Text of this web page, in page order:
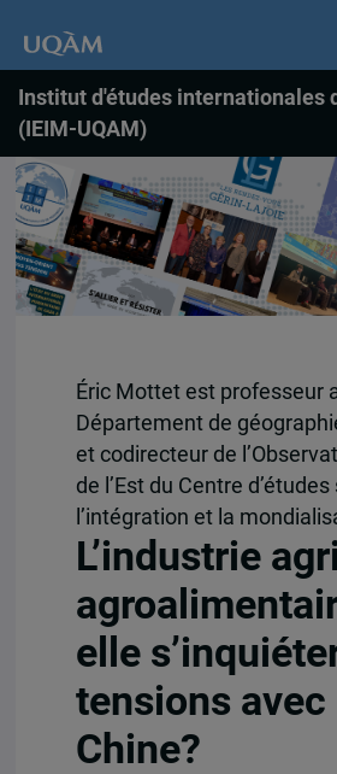
Institut d'études internationales
(IEIM-UQAM)
Éric Mottet est professeur
Département de
et codirecteur de
de l’Est du Centre d’études
l’intégration et la
L’industrie
elle
tensions avec
Chine?